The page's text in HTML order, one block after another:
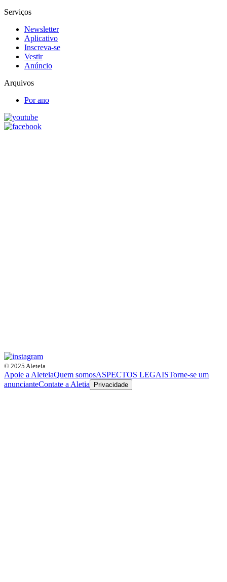
Serviços
Newsletter
Aplicativo
Inscreva-se
Vestir
Anúncio
Arquivos
Por ano
© 2025 Aleteia
Apoie a AleteiaQuem somosASPECTOS LEGAISTorne-se um
anuncianteContate a Aletia Privacidade